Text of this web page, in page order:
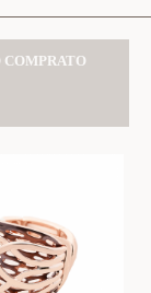
COMPRATO